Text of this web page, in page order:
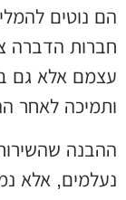
הם נוטים
חברות הדברה
עצמם אלא גם
ותמיכה לאחר
ההבנה
נעלמים, אלא